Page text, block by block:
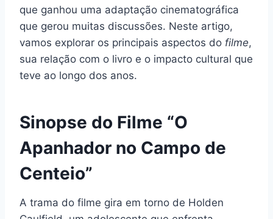
que ganhou uma adaptação cinematográfica
que gerou muitas discussões. Neste artigo,
vamos explorar os principais aspectos do filme,
sua relação com o livro e o impacto cultural que
teve ao longo dos anos.
Sinopse do Filme “O
Apanhador no Campo de
Centeio”
A trama do filme gira em torno de Holden